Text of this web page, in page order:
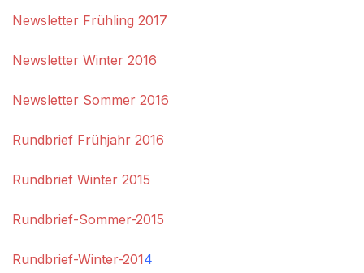
Newsletter Frühling 2017
Newsletter Winter 2016
Newsletter Sommer 2016
Rundbrief Frühjahr 2016
Rundbrief Winter 2015
Rundbrief-Sommer-2015
Rundbrief-Winter-2014